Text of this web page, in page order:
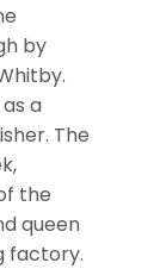
by
a
The
the
queen
factory.